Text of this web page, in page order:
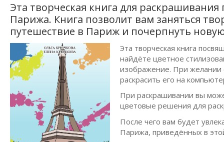
Эта творческая книга для
Парижа. Книга позволит вам заняться
путешествие в Париж и почерпнуть
Эта творческая книга
найдёте цветное
изображение. При желании
раскрасить его на
При раскрашивании вы
цветовые решения для
После чего вам будет
Парижа, приведённых в